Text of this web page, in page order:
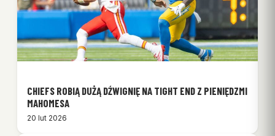
CHIEFS ROBIĄ DUŻĄ DŹWIGNIĘ NA TIGHT END Z PIENIĘDZMI
MAHOMESA
20 lut 2026